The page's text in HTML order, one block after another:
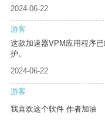
2024-06-22
游客
这款加速器VPM应用程序
护。
2024-06-22
游客
我喜欢这个软件 作者加油